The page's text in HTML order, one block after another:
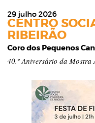
29 julho 2026
CENTRO
RIBEIRÃO
Coro dos Pequenos
40.º Aniversário da Mostra